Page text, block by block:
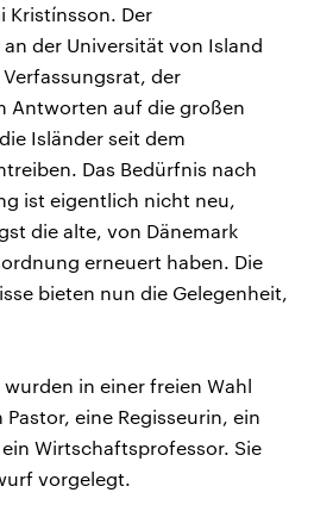
Kristínsson. Der
der Universität von Island
der
Antworten auf die großen
Isländer seit dem
Das Bedürfnis nach
ist eigentlich nicht neu,
die alte, von Dänemark
erneuert haben. Die
bieten nun die Gelegenheit,
in einer freien Wahl
eine Regisseurin, ein
Wirtschaftsprofessor. Sie
vorgelegt.